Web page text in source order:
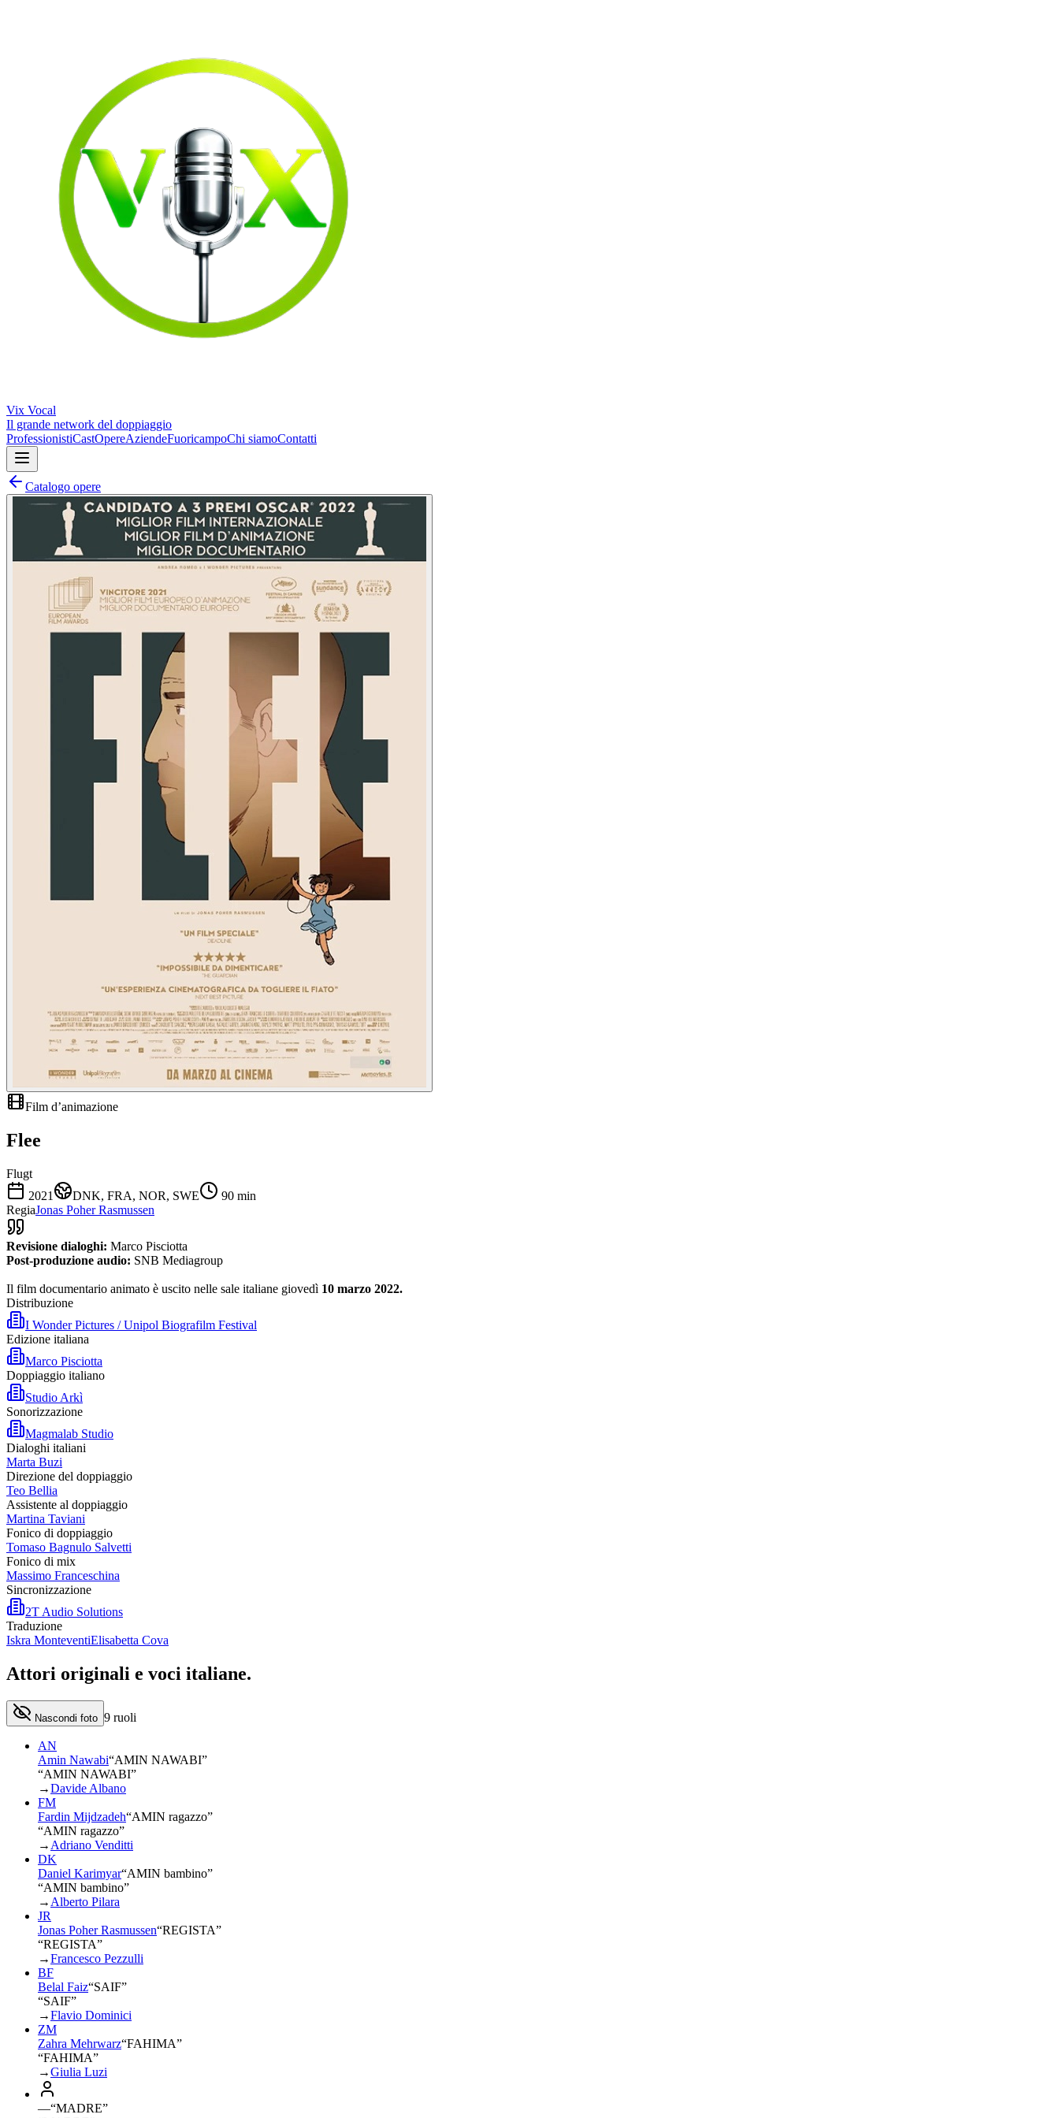
Vix Vocal
Il grande network del doppiaggio
ProfessionistiCastOpereAziendeFuoricampoChi siamoContatti
Catalogo opere
Film d’animazione
Flee
Flugt
2021
DNK, FRA, NOR, SWE 90 min
RegiaJonas Poher Rasmussen
Revisione dialoghi: Marco Pisciotta
Post-produzione audio: SNB Mediagroup
Il film documentario animato è uscito nelle sale italiane giovedì 10 marzo 2022.
Distribuzione
I Wonder Pictures / Unipol Biografilm Festival
Edizione italiana
Marco Pisciotta
Doppiaggio italiano
Studio Arkì
Sonorizzazione
Magmalab Studio
Dialoghi italiani
Marta Buzi
Direzione del doppiaggio
Teo Bellia
Assistente al doppiaggio
Martina Taviani
Fonico di doppiaggio
Tomaso Bagnulo Salvetti
Fonico di mix
Massimo Franceschina
Sincronizzazione
2T Audio Solutions
Traduzione
Iskra MonteventiElisabetta Cova
Attori originali e voci italiane.
Nascondi foto 9 ruoli
AN
Amin Nawabi“AMIN NAWABI”
“AMIN NAWABI”
→Davide Albano
FM
Fardin Mijdzadeh“AMIN ragazzo”
“AMIN ragazzo”
→ Adriano Venditti
DK
Daniel Karimyar“AMIN bambino”
“AMIN bambino”
→ Alberto Pilara
JR
Jonas Poher Rasmussen“REGISTA”
“REGISTA”
→Francesco Pezzulli
BF
Belal Faiz“SAIF”
“SAIF”
→Flavio Dominici
ZM
Zahra Mehrwarz“FAHIMA”
“FAHIMA”
→Giulia Luzi
—“MADRE”